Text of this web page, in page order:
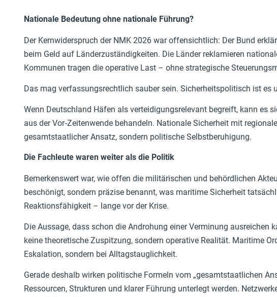
Nationale Bedeutung ohne nationale Führung?
Der Kernwiderspruch der NMK 2026 war offensichtlich: Der Bund
beim Geld auf Länderzuständigkeiten. Die Länder reklamieren
Kommunen tragen die operative Last – ohne strategische
Das mag verfassungsrechtlich sauber sein. Sicherheitspolitisch ist es
Wenn Deutschland Häfen als verteidigungsrelevant begreift, kann es
aus der Vor‑Zeitenwende behandeln. Nationale Sicherheit mit
gesamtstaatlicher Ansatz, sondern politische Selbstberuhigung.
Die Fachleute waren weiter als die Politik
Bemerkenswert war, wie offen die militärischen und behördlichen
beschönigt, sondern präzise benannt, was maritime Sicherheit
Reaktionsfähigkeit – lange vor der Krise.
Die Aussage, dass schon die Androhung einer Verminung ausreichen
keine theoretische Zuspitzung, sondern operative Realität. Maritime
Eskalation, sondern bei Alltagstauglichkeit.
Gerade deshalb wirken politische Formeln vom „gesamtstaatlichen
Ressourcen, Strukturen und klarer Führung unterlegt werden.